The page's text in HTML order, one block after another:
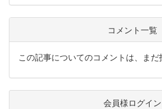
コメント一覧
この記事についてのコメントは、まだ
会員様ログイン